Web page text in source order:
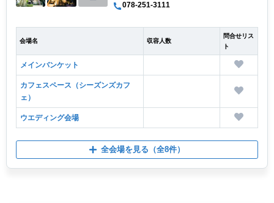
078-251-3111
会場名 収容人数
問合せリス
ト
メインバンケット
カフェスペース（シーズンズカフ
ェ）
ウエディング会場
全会場を見る （全8件）